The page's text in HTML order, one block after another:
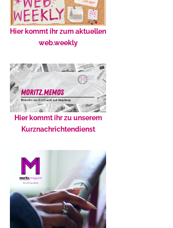
Hier kommt ihr zum aktuellen
web.weekly
Hier kommt ihr zu unserem
Kurznachrichtendienst